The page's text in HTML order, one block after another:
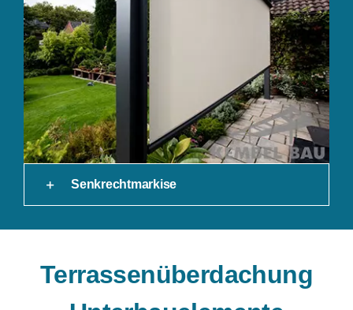
Senkrechtmarkise
Terrassenüberdachung